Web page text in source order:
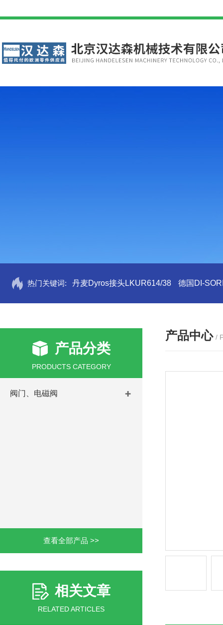
热门关键词: 丹麦Dyros接头LKUR614/38 德国DI-
产品分类
PRODUCTS CATEGORY
阀门、电磁阀
查看全部产品 >>
相关文章
RELATED ARTICLES
产品中心 /